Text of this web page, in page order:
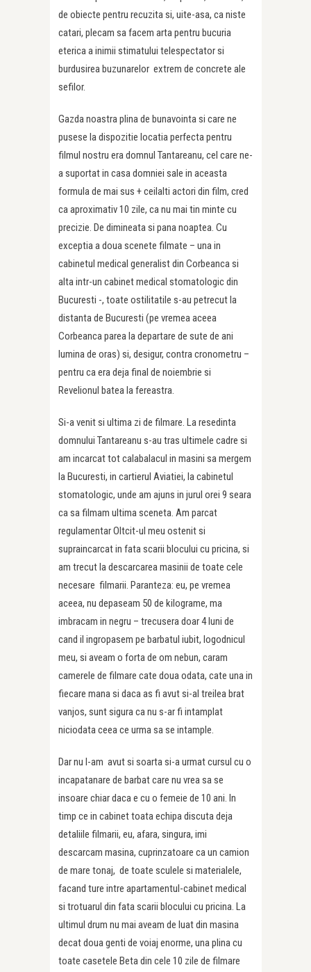
de obiecte pentru recuzita si, uite-asa, ca niste
catari, plecam sa facem arta pentru bucuria
eterica a inimii stimatului telespectator si
burdusirea buzunarelor extrem de concrete ale
sefilor.
Gazda noastra plina de bunavointa si care ne
pusese la dispozitie locatia perfecta pentru
filmul nostru era domnul Tantareanu, cel care ne-
a suportat in casa domniei sale in aceasta
formula de mai sus + ceilalti actori din film, cred
ca aproximativ 10 zile, ca nu mai tin minte cu
precizie. De dimineata si pana noaptea. Cu
exceptia a doua scenete filmate – una in
cabinetul medical generalist din Corbeanca si
alta intr-un cabinet medical stomatologic din
Bucuresti -, toate ostilitatile s-au petrecut la
distanta de Bucuresti (pe vremea aceea
Corbeanca parea la departare de sute de ani
lumina de oras) si, desigur, contra cronometru –
pentru ca era deja final de noiembrie si
Revelionul batea la fereastra.
Si-a venit si ultima zi de filmare. La resedinta
domnului Tantareanu s-au tras ultimele cadre si
am incarcat tot calabalacul in masini sa mergem
la Bucuresti, in cartierul Aviatiei, la cabinetul
stomatologic, unde am ajuns in jurul orei 9 seara
ca sa filmam ultima sceneta. Am parcat
regulamentar Oltcit-ul meu ostenit si
supraincarcat in fata scarii blocului cu pricina, si
am trecut la descarcarea masinii de toate cele
necesare filmarii. Paranteza: eu, pe vremea
aceea, nu depaseam 50 de kilograme, ma
imbracam in negru – trecusera doar 4 luni de
cand il ingropasem pe barbatul iubit, logodnicul
meu, si aveam o forta de om nebun, caram
camerele de filmare cate doua odata, cate una in
fiecare mana si daca as fi avut si-al treilea brat
vanjos, sunt sigura ca nu s-ar fi intamplat
niciodata ceea ce urma sa se intample.
Dar nu l-am avut si soarta si-a urmat cursul cu o
incapatanare de barbat care nu vrea sa se
insoare chiar daca e cu o femeie de 10 ani. In
timp ce in cabinet toata echipa discuta deja
detaliile filmarii, eu, afara, singura, imi
descarcam masina, cuprinzatoare ca un camion
de mare tonaj, de toate sculele si materialele,
facand ture intre apartamentul-cabinet medical
si trotuarul din fata scarii blocului cu pricina. La
ultimul drum nu mai aveam de luat din masina
decat doua genti de voiaj enorme, una plina cu
toate casetele Beta din cele 10 zile de filmare